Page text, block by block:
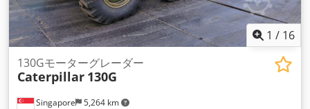
1 / 16
Singapore 5,264 km
130Gモーターグレーダー
Caterpillar 130G